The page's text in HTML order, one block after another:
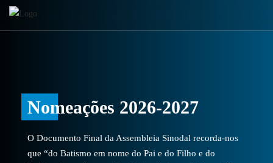
Nomeações 2026-2027
O Documento Final da Assembleia Sinodal recorda-nos
que “do Batismo em nome do Pai e do Filho e do